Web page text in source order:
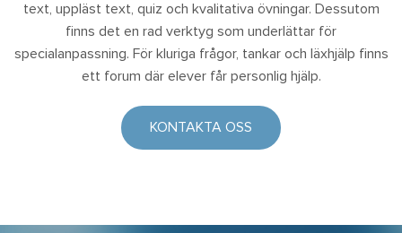
text, uppläst text, quiz och kvalitativa övningar. Dessutom
finns det en rad verktyg som underlättar för
specialanpassning. För kluriga frågor, tankar och läxhjälp finns
ett forum där elever får personlig hjälp.
KONTAKTA OSS